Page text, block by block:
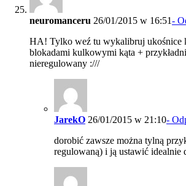
neuromanceru 26/01/2015 w 16:51-
HA! Tylko weź tu wykalibruj ukośnice
blokadami kulkowymi kąta +
nieregulowany :///
JarekO 26/01/2015 w 21:10-
dorobić zawsze można tylną
regulowaną) i ją ustawić idealnie